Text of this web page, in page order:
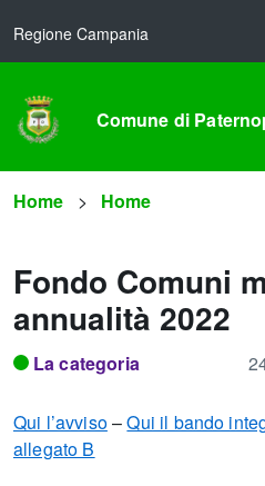
Regione Campania
Comune di
Home Home
Fondo Comuni
annualità 2022
La categoria
Qui l’avviso–Qui il bando
allegato B